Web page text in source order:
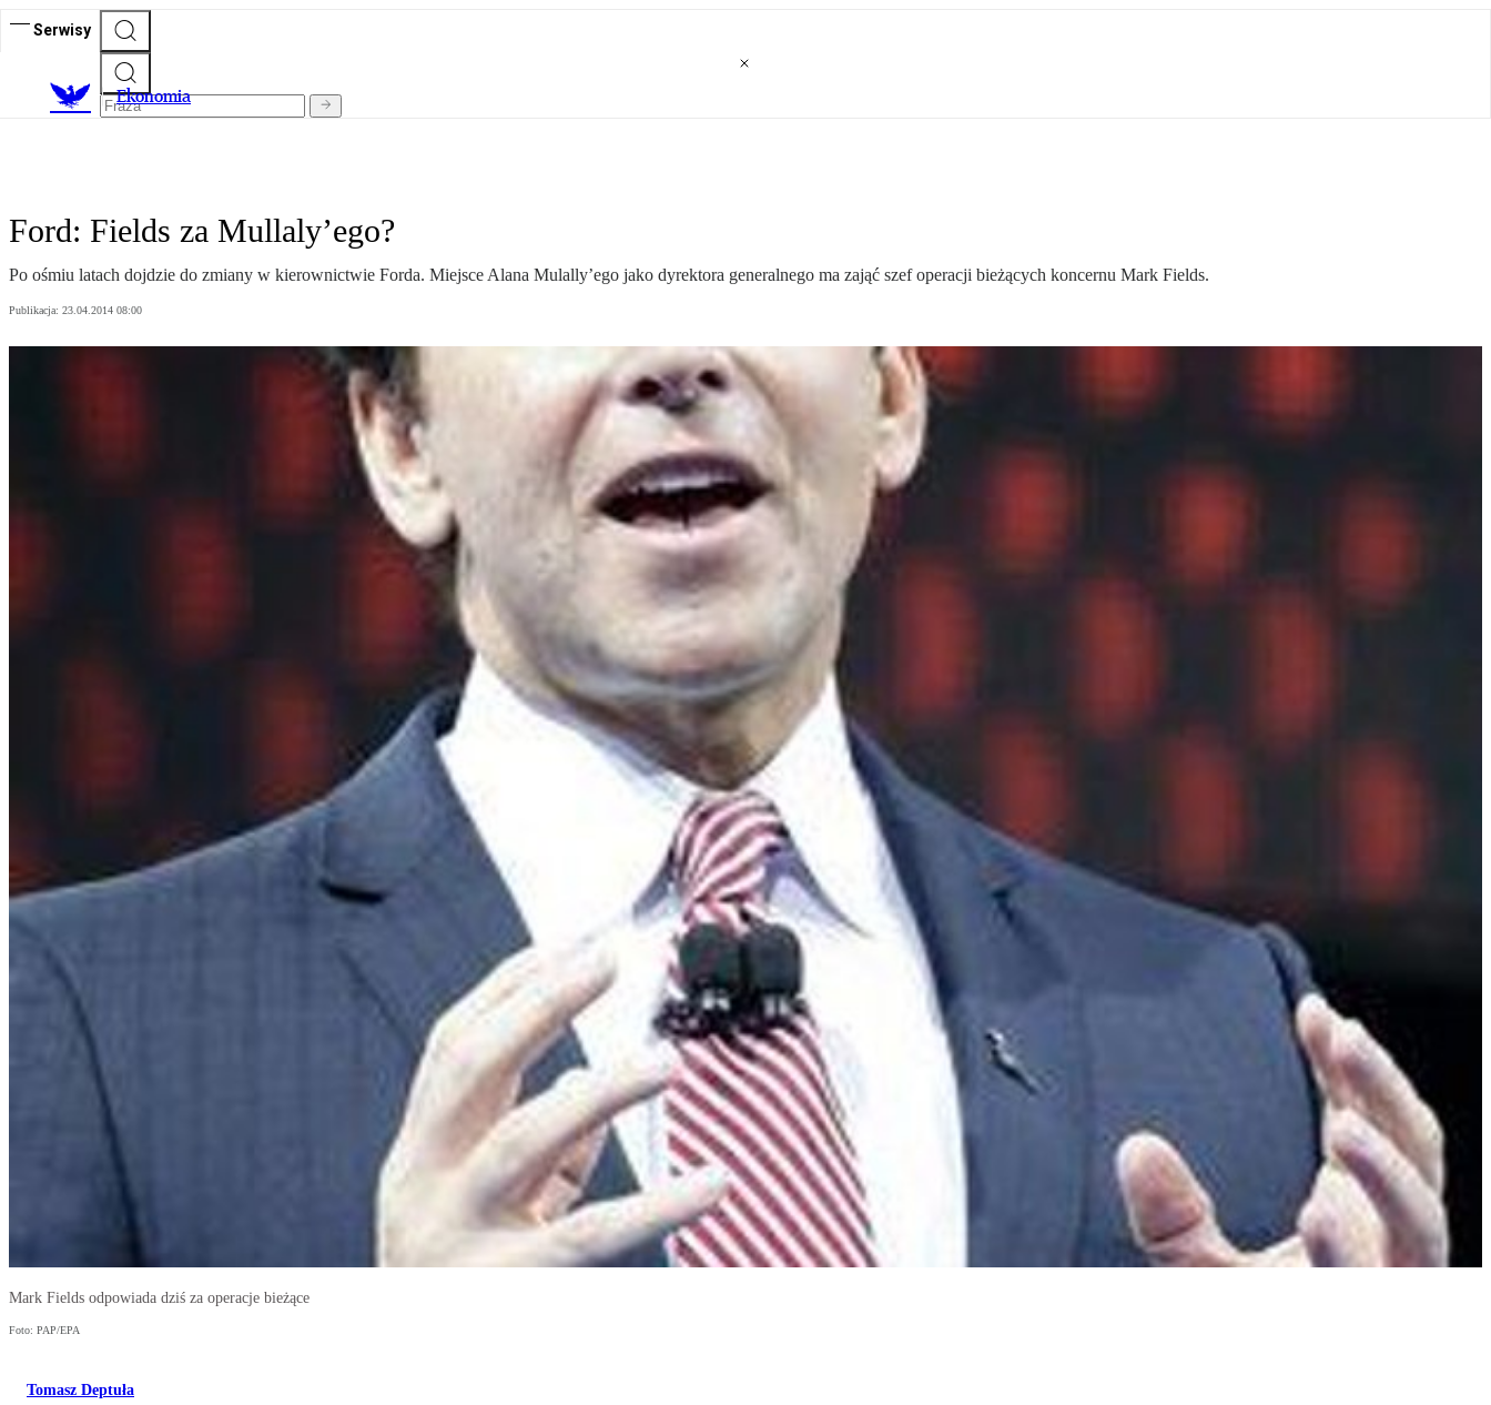
Serwisy
Ekonomia
Ford: Fields za Mullaly’ego?
Po ośmiu latach dojdzie do zmiany w kierownictwie Forda. Miejsce Alana Mulally’ego jako dyrektora generalnego ma zająć szef operacji bieżących koncernu Mark Fields.
Publikacja: 23.04.2014 08:00
Mark Fields odpowiada dziś za operacje bieżące
Foto: PAP/EPA
Tomasz Deptuła